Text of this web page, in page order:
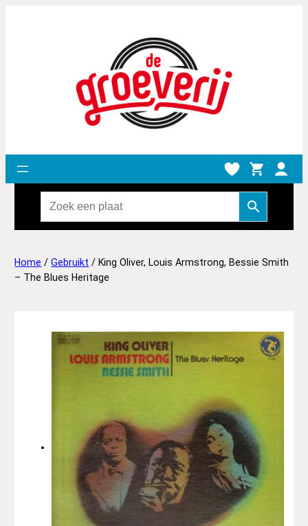
Home /Gebruikt / King Oliver, Louis Armstrong, Bessie Smith
– The Blues Heritage